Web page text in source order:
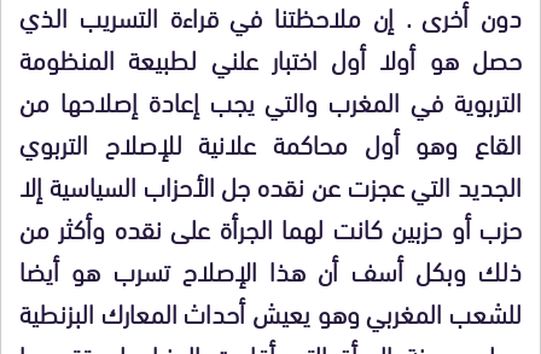
دون أخرى . إن ملاحظتنا في قراءة التسريب الذي
حصل هو أولا أول اختبار علني لطبيعة المنظومة
التربوية في المغرب والتي يجب إعادة إصلاحها من
القاع وهو أول محاكمة علانية للإصلاح التربوي
الجديد التي عجزت عن نقده جل الأحزاب السياسية إلا
حزب أو حزبين كانت لهما الجرأة على نقده وأكثر من
ذلك وبكل أسف أن هذا الإصلاح تسرب هو أيضا
للشعب المغربي وهو يعيش أحداث المعارك البزنطية